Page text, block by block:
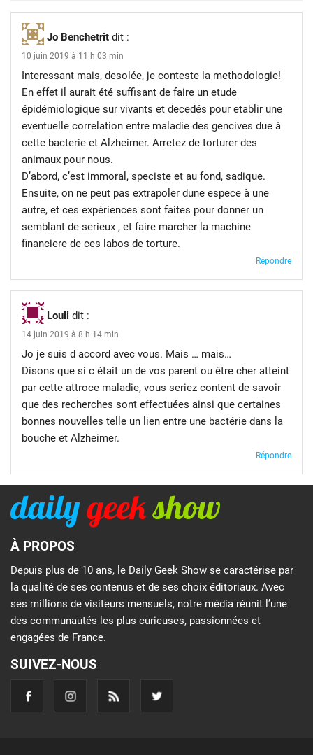
Jo Benchetrit dit :
10 juin 2019 à 11 h 03 min
Interessant mais, desolée, je conteste la methodologie!
En effet il aurait été suffisant de faire un etude
épidémiologique sur vivants et decedés pour etablir une
eventuelle correlation entre maladie des gencives due à
cette bacterie et Alzheimer. Arretez de torturer des
animaux pour nous.
D’abord, c’est immoral, speciste et au fond, sadique.
Ensuite, on ne peut pas extrapoler dune espece à une
autre, et ces expériences sont faites pour donner un
semblant de serieux , et faire marcher la machine
financiere de ces labos de torture.
Répondre
Louli dit :
14 juin 2019 à 8 h 14 min
Jo je suis d accord avec vous. Mais … mais…
Disons que si c était un de vos parent ou être cher atteint
par cette attroce maladie, vous seriez content de savoir
que des recherches sont effectuées ainsi que certaines
bonnes nouvelles telle un lien entre une bactérie dans la
bouche et Alzheimer.
Répondre
À PROPOS
Depuis plus de 10 ans, le Daily Geek Show se caractérise par
la qualité de ses contenus et de ses choix éditoriaux. Avec
ses millions de visiteurs mensuels, notre média réunit l’une
des communautés les plus curieuses, passionnées et
engagées de France.
SUIVEZ-NOUS